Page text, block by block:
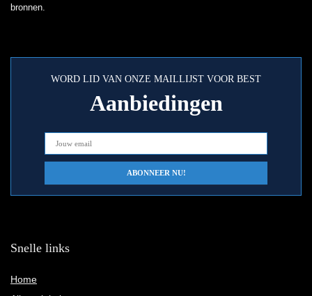
bronnen.
WORD LID VAN ONZE MAILLIJST VOOR BEST
Aanbiedingen
Snelle links
Home